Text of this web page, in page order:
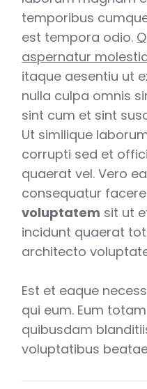
temporibus
est tempora odio.
aspernatur
itaque aesentiu ut
nulla culpa omnis
sint cum et sint
Ut similique
corrupti sed et
quaerat vel. Vero
consequatur
voluptatem sit ut
incidunt quaerat
architecto
Est et eaque
qui eum. Eum
quibusdam
voluptatibus